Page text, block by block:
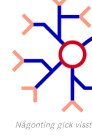
Någonting gick